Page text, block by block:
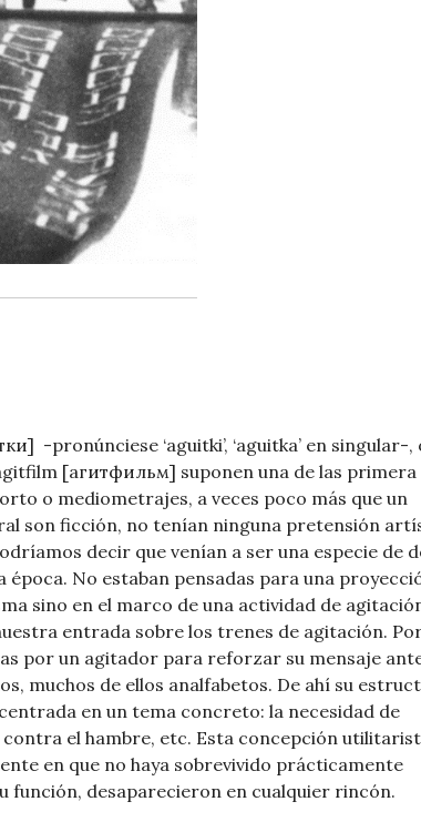
-pronúnciese ‘aguitki’, ‘aguitka’ en singular-,
[агитфильм] suponen una de las primera
o mediometrajes, a veces poco más que un
son ficción, no tenían ninguna pretensión
decir que venían a ser una especie de
época. No estaban pensadas para una
sino en el marco de una actividad de
entrada sobre los trenes de agitación.
por un agitador para reforzar su mensaje
muchos de ellos analfabetos. De ahí su
en un tema concreto: la necesidad de
el hambre, etc. Esta concepción
en que no haya sobrevivido prácticamente
función, desaparecieron en cualquier rincón.